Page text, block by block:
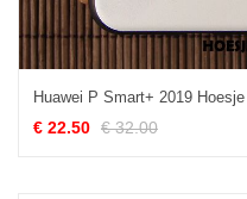
€ 22.50 € 32.00